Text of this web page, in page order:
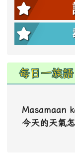
每日一族語
Masamaan
今天的天氣